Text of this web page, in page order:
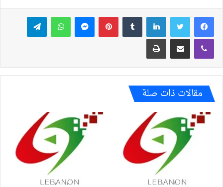
فيسبوك تويتر لينكدإن بينتيريستماسنجر واتساب تيلقرام
ڤايبر مشاركة عبر البريد طباعة
مقالات ذات صلة